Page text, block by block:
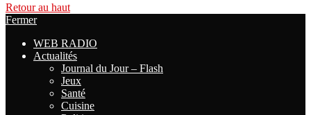
Retour au haut
Fermer
WEB RADIO
Actualités
Journal du Jour – Flash
Jeux
Santé
Cuisine